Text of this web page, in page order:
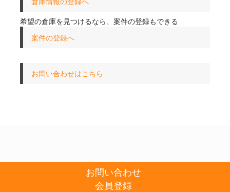
希望の倉庫を見つけるなら、案件の登録もできる
案件の登録へ
お問い合わせはこちら
お問い合わせ
会員登録